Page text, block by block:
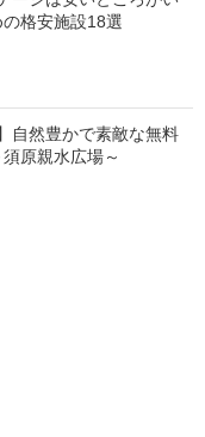
格安施設18選
自然豊かで素敵な無料
原親水広場～